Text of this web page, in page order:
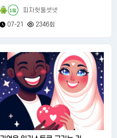
151 피자헛둘셋넷
07-21 2346회